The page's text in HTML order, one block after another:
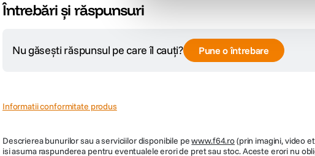
Întrebări și răspunsuri
Nu găsești răspunsul pe care îl cauți? Pune o întrebare
Informatii conformitate produs
Descrierea bunurilor sau a serviciilor disponibile pewww.f64.ro(prin imagini, video
isi asuma raspunderea pentru eventualele erori de pret sau stoc. Aceste erori nu